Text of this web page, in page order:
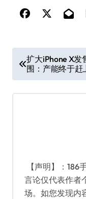
章
导
扩大iPhone X发
围：产能终于赶
【声明】：
言论仅代表作者
场。如您发现内